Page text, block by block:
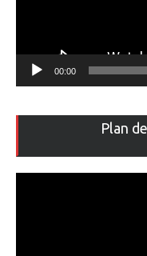
00:00
Plan